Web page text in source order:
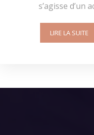
s’agisse d’un
LIRE LA SUITE